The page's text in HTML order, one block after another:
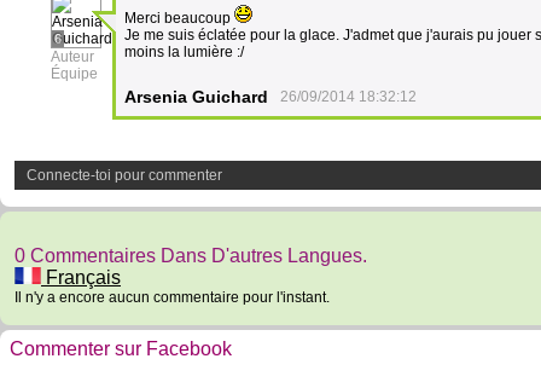
6
Auteur
Équipe
Merci beaucoup
Je me suis éclatée pour la glace. J'admet que j'aurais pu
moins la lumière :/
Arsenia Guichard 26/09/2014 18:32:12
Connecte-toi pour commenter
0 Commentaires Dans D'autres Langues.
Français
Il n'y a encore aucun commentaire pour l'instant.
Commenter sur Facebook